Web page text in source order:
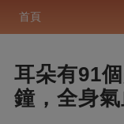
首頁
耳朵有91
鐘，全身